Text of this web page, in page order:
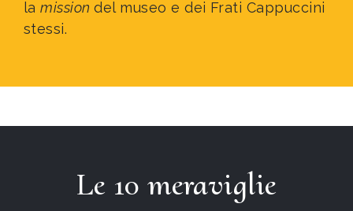
lamissiondel museo e dei Frati Cappuccini
stessi.
Le 10 meraviglie